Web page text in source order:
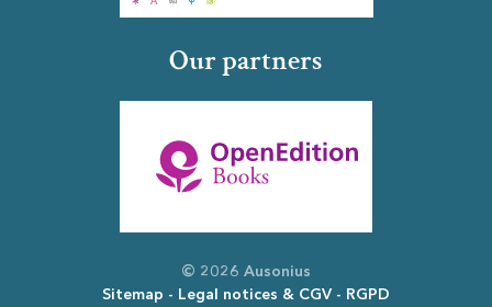
Our partners
© 2026 Ausonius
Sitemap
Legal notices & CGV RGPD